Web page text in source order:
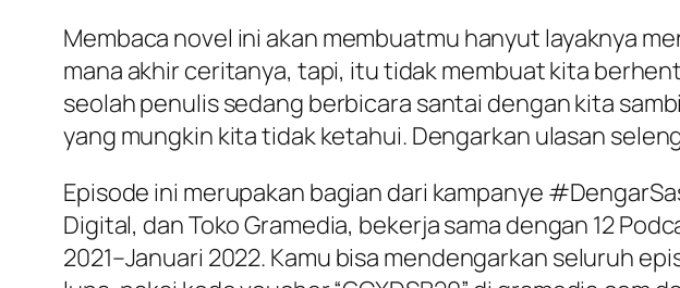
Membaca novel ini akan membuatmu hanyut layaknya
mana akhir ceritanya, tapi, itu tidak membuat kita
seolah penulis sedang berbicara santai dengan kita
yang mungkin kita tidak ketahui. Dengarkan ulasan
Episode ini merupakan bagian dari kampanye
Digital, dan Toko Gramedia, bekerja sama dengan 12
2021–Januari 2022. Kamu bisa mendengarkan seluruh